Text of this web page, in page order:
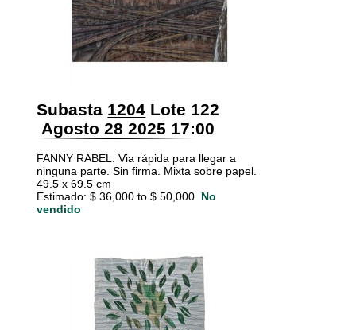
Subasta 1204 Lote 122
Agosto 28 2025 17:00
FANNY RABEL. Via rápida para llegar a
ninguna parte. Sin firma. Mixta sobre papel.
49.5 x 69.5 cm
Estimado: $ 36,000 to $ 50,000. No
vendido